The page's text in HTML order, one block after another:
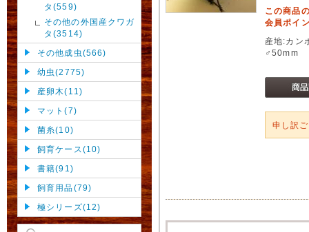
タ(559)
その他の外国産クワガ
タ(3514)
その他成虫(566)
幼虫(2775)
産卵木(11)
マット(7)
菌糸(10)
飼育ケース(10)
書籍(91)
飼育用品(79)
極シリーズ(12)
この商品
会員ポイ
産地:カン
♂50mm
申し訳